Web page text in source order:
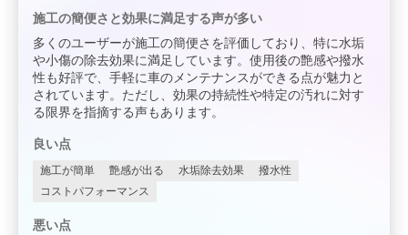
施工の簡便さと効果に満足する声が多い
多くのユーザーが施工の簡便さを評価しており、特に水垢
や小傷の除去効果に満足しています。使用後の艶感や撥水
性も好評で、手軽に車のメンテナンスができる点が魅力と
されています。ただし、効果の持続性や特定の汚れに対す
る限界を指摘する声もあります。
良い点
施工が簡単 艶感が出る 水垢除去効果
撥水性
コストパフォーマンス
悪い点